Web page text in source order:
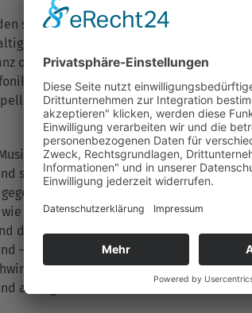
schönsten Kirchen der Nürnberger
Festivalprogramm zum Hören, Sehen,
organisch und selbstverständlich
feinster Jazz, Uraufführungen,
Kunst in einem Festival. Der Begriff
ION. Sein Kulturverständnis, seine
seine Angebote zur Partizipation haben
Mittlerweile kommen fast fünfmal
vor seinem Amtsantritt. Neben der
die Leitlinien des Festivals Dialog,
– vielleicht eine altmodische
gerät. Die Musik soll Herz und
auch gerne in den Bauch und in die